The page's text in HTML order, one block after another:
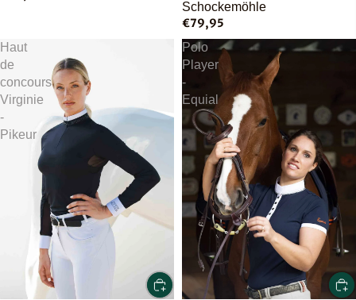
Schockemöhle
€79,95
Haut
de
concours
Virginie
-
Pikeur
Polo
Player
-
Equial